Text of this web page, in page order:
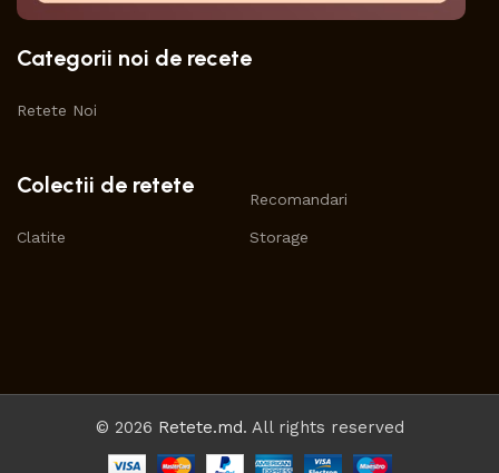
Categorii noi de recete
Retete Noi
Colectii de retete
Clatite
Recomandari
Storage
© 2026 Retete.md. All rights reserved